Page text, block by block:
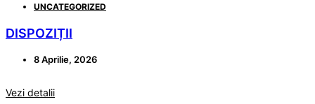
UNCATEGORIZED
DISPOZIȚII
8 Aprilie, 2026
Vezi detalii